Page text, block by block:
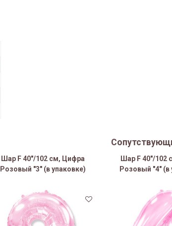
Шар F 40"/102 см, Цифра
Розовый "3" (в упаковке)
Шар F 40"/102
Розовый "4" (в